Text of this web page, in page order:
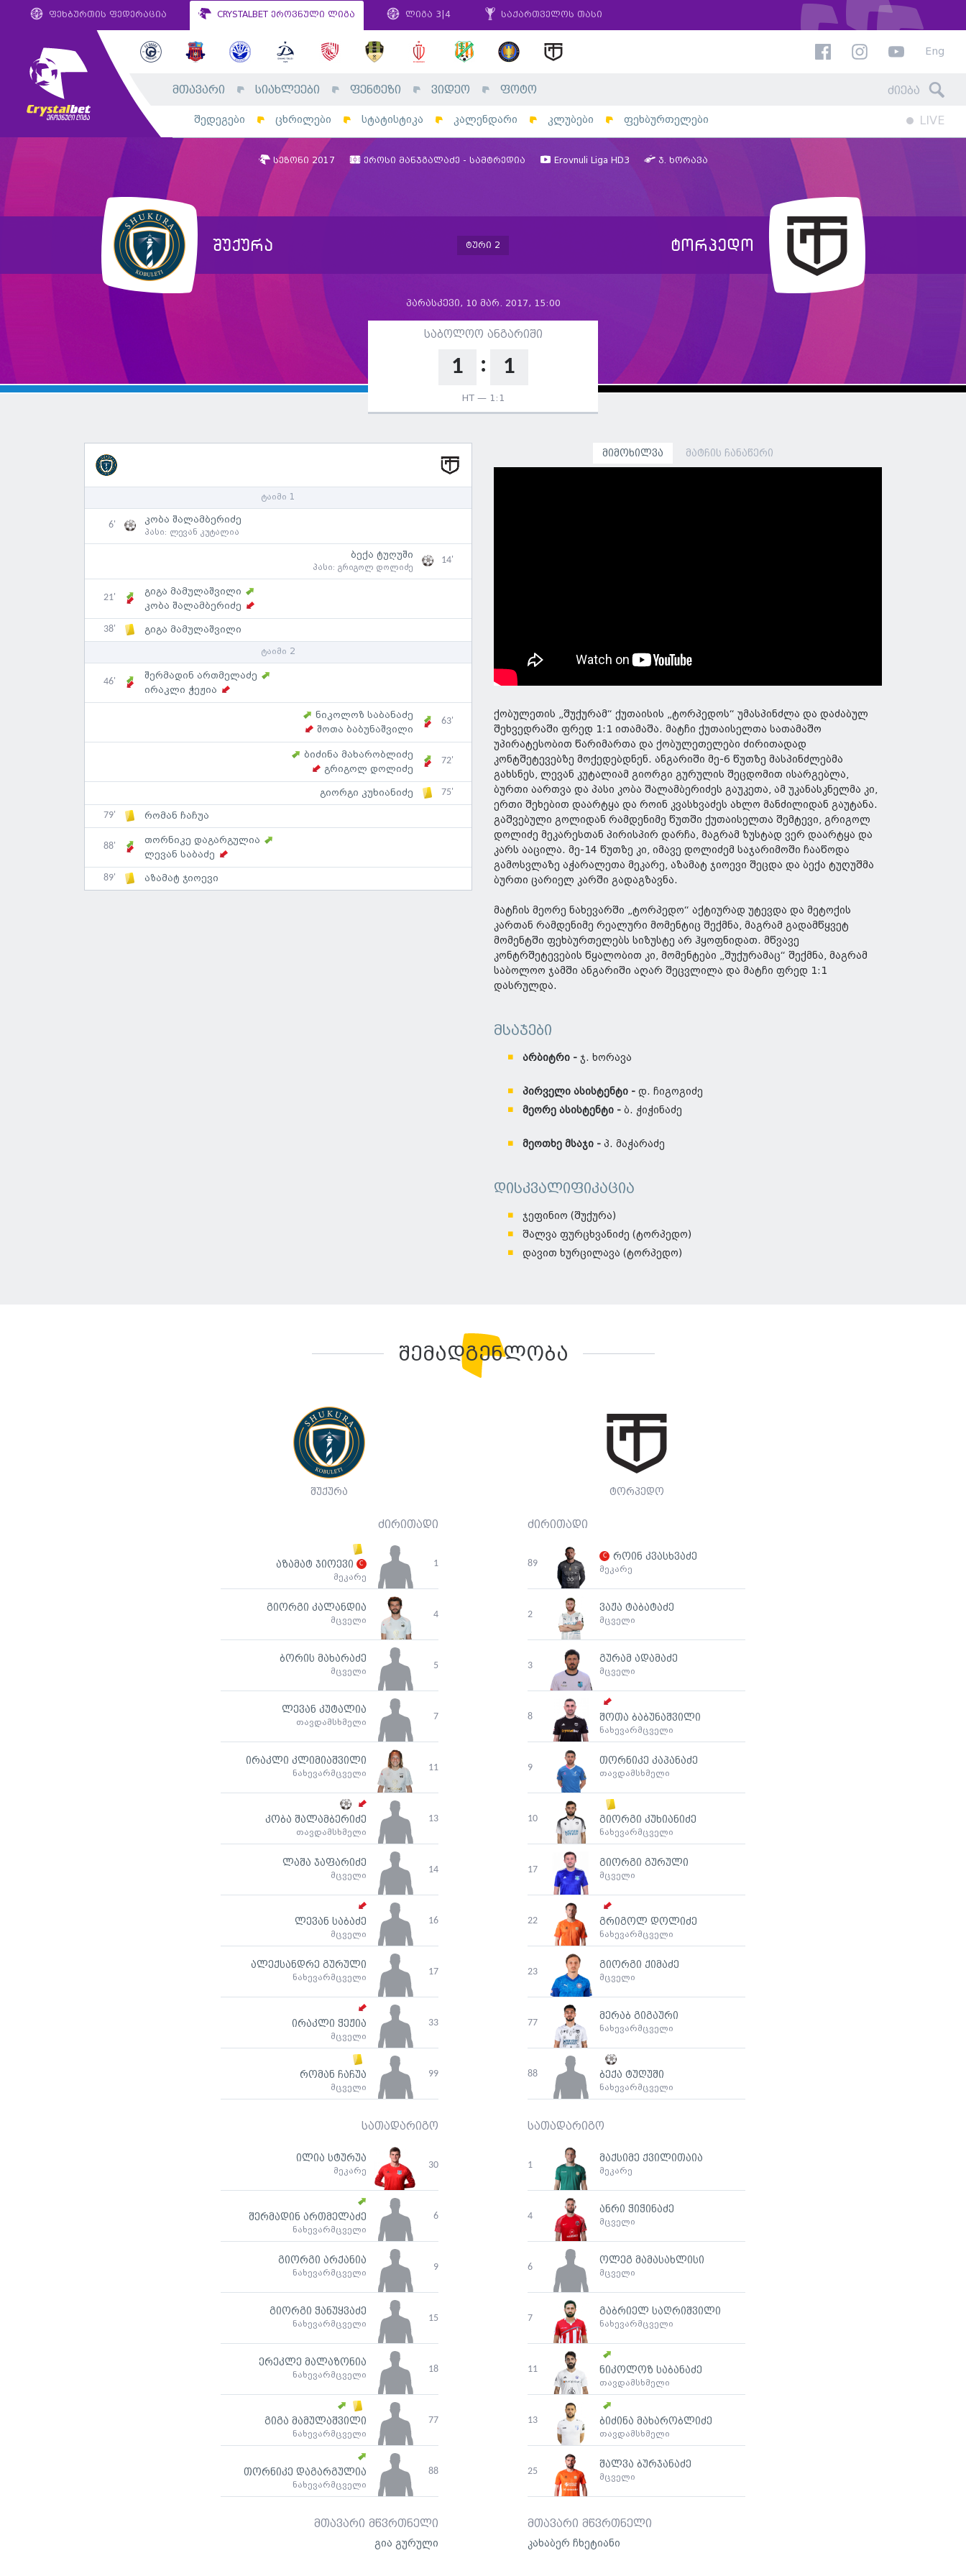
ფეხბურთის ფედერაცია CRYSTALBET ეროვნული ლიგა ლიგა 3|4 საქართველოს თასი
Eng
მთავარი სიახლეები ფენტეზი ვიდეო ფოტო
შედეგები ცხრილები სტატისტიკა კალენდარი კლუბები ფეხბურთელები LIVE
სეზონი 2017 ეროსი მანჯგალაძე - სამტრედია Erovnuli Liga HD3 ჯ. ხორავა
შუქურა ტური 2 ტორპედო
პარასკევი, 10 მარ. 2017, 15:00
საბოლოო ანგარიში
1 : 1
HT — 1:1
ტაიმი 1
6' კობა შალამბერიძე
პასი: ლევან კუტალია
ბექა ტუღუში
პასი: გრიგოლ დოლიძე
14'
21'
გიგა მამულაშვილი
კობა შალამბერიძე
38' გიგა მამულაშვილი
ტაიმი 2
46'
შერმადინ ართმელაძე
ირაკლი ჭეჟია
ნიკოლოზ საბანაძე
შოთა ბაბუნაშვილი
63'
ბიძინა მახარობლიძე
გრიგოლ დოლიძე
72'
გიორგი კუხიანიძე 75'
79' რომან ჩაჩუა
88'
თორნიკე დაგარგულია
ლევან საბაძე
89' აზამატ ჯიოევი
მიმოხილვა მატჩის ჩანაწერი
ქობულეთის „შუქურამ“ ქუთაისის „ტორპედოს“ უმასპინძლა და დაძაბულ
შეხვედრაში ფრედ 1:1 ითამაშა. მატჩი ქუთაისელთა სათამაშო
უპირატესობით წარიმართა და ქობულეთელები ძირითადად
კონტშეტევებზე მოქედებდნენ. ანგარიში მე-6 წუთზე მასპინძლებმა
გახსნეს, ლევან კუტალიამ გიორგი გურულის შეცდომით ისარგებლა,
ბურთი აართვა და პასი კობა შალამბერიძეს გაუკეთა, ამ უკანასკნელმა კი,
ერთი შეხებით დაარტყა და როინ კვასხვაძეს ახლო მანძილიდან გაუტანა.
გაშვებული გოლიდან რამდენიმე წუთში ქუთაისელთა შემტევი, გრიგოლ
დოლიძე მეკარესთან პირისპირ დარჩა, მაგრამ ზუსტად ვერ დაარტყა და
კარს ააცილა. მე-14 წუთზე კი, იმავე დოლიძემ საჯარიმოში ჩააწოდა
გამოსვლაზე აჭარალეთა მეკარე, აზამატ ჯიოევი შეცდა და ბექა ტუღუშმა
ბურთი ცარიელ კარში გადაგზავნა.
მატჩის მეორე ნახევარში „ტორპედო“ აქტიურად უტევდა და მეტოქის
კართან რამდენიმე რეალური მომენტიც შექმნა, მაგრამ გადამწყვეტ
მომენტში ფეხბურთელებს სიზუსტე არ ჰყოფნიდათ. მწვავე
კონტრშეტევების წყალობით კი, მომენტები „შუქურამაც“ შექმნა, მაგრამ
საბოლოო ჯამში ანგარიში აღარ შეცვლილა და მატჩი ფრედ 1:1
დასრულდა.
მსაჯები
არბიტრი - ჯ. ხორავა
პირველი ასისტენტი - დ. ჩიგოგიძე
მეორე ასისტენტი - ბ. ჭიჭინაძე
მეოთხე მსაჯი - პ. მაჭარაძე
დისკვალიფიკაცია
ჯეფინიო (შუქურა)
შალვა ფურცხვანიძე (ტორპედო)
დავით ხურცილავა (ტორპედო)
შემადგენლობა
შუქურა
ძირითადი
1
აზამატ ჯიოევი
მეკარე
4
გიორგი კალანდია
მცველი
5
ბორის მახარაძე
მცველი
7
ლევან კუტალია
თავდამსხმელი
11
ირაკლი კლიმიაშვილი
ნახევარმცველი
13
კობა შალამბერიძე
თავდამსხმელი
14
ლაშა ჯაფარიძე
მცველი
16
ლევან საბაძე
მცველი
17
ალექსანდრე გურული
ნახევარმცველი
33
ირაკლი ჭეჟია
მცველი
99
რომან ჩაჩუა
მცველი
სათადარიგო
30
ილია სტურუა
მეკარე
6
შერმადინ ართმელაძე
ნახევარმცველი
9
გიორგი არქანია
ნახევარმცველი
15
გიორგი ჭანუყვაძე
ნახევარმცველი
18
ერეკლე მალაზონია
ნახევარმცველი
77
გიგა მამულაშვილი
ნახევარმცველი
88
თორნიკე დაგარგულია
ნახევარმცველი
მთავარი მწვრთნელი
გია გურული
ტორპედო
ძირითადი
89
როინ კვასხვაძე
მეკარე
2
ვაჟა ტაბატაძე
მცველი
3
გურამ ადამაძე
მცველი
8 შოთა ბაბუნაშვილი
ნახევარმცველი
9
თორნიკე კაპანაძე
თავდამსხმელი
10 გიორგი კუხიანიძე
ნახევარმცველი
17
გიორგი გურული
მცველი
22 გრიგოლ დოლიძე
ნახევარმცველი
23
გიორგი ქიმაძე
მცველი
77
მერაბ გიგაური
ნახევარმცველი
88 ბექა ტუღუში
ნახევარმცველი
სათადარიგო
1
მაქსიმე ქვილითაია
მეკარე
4
ანრი ჭიჭინაძე
მცველი
6
ოლეგ მამასახლისი
მცველი
7
გაბრიელ საღრიშვილი
ნახევარმცველი
11 ნიკოლოზ საბანაძე
თავდამსხმელი
13 ბიძინა მახარობლიძე
თავდამსხმელი
25
შალვა ბურჯანაძე
მცველი
მთავარი მწვრთნელი
კახაბერ ჩხეტიანი